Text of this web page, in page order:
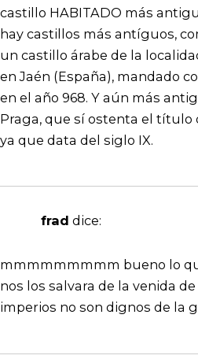
castillo HABITADO más
hay castillos más antíguos,
un castillo árabe de la
en Jaén (España), mandado
en el año 968. Y aún más
Praga, que sí ostenta el título
ya que data del siglo IX.
frad dice:
mmmmmmmmm bueno lo
nos los salvara de la venida
imperios no son dignos de la